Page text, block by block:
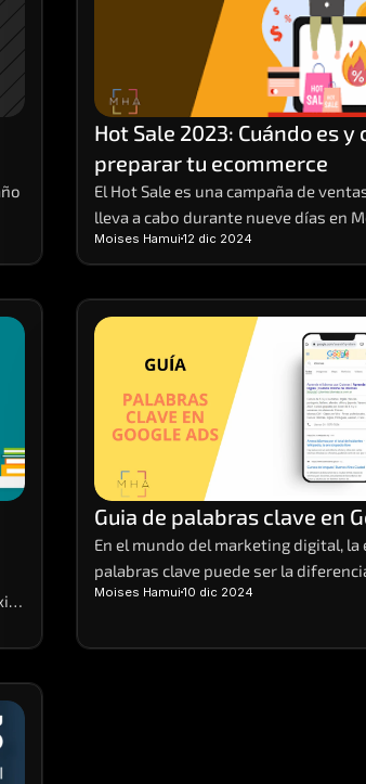
Hot Sale 2023: Cuándo es y
preparar tu ecommerce
El Hot Sale es una campaña de
lleva a cabo durante nueve días en
este evento, distintas empresas de
servicios preparan sus e-
sus productos a sus clientes con
descuentos que no se ven en
Moises Hamui 12 dic 2024
Guia de palabras clave en
En el mundo del marketing digital, la
palabras clave puede ser la
y el fracaso de una campaña.
cuando están buscando lo que
Moises Hamui 10 dic 2024